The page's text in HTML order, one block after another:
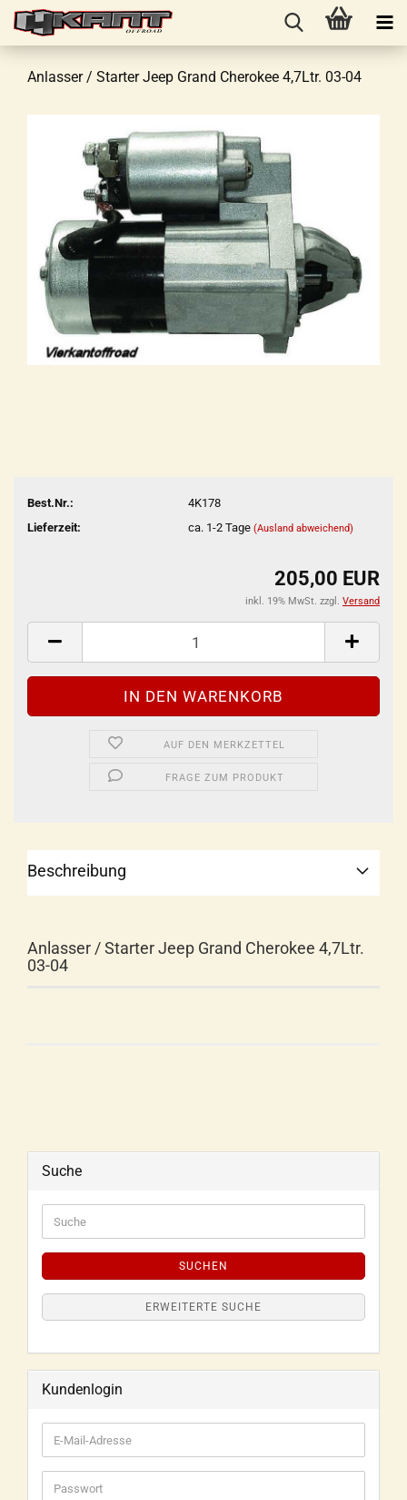
Anlasser / Starter Jeep Grand Cherokee 4,7Ltr. 03-04
Best.Nr.:
4K178
Lieferzeit:
ca. 1-2 Tage (Ausland abweichend)
205,00 EUR
inkl. 19% MwSt. zzgl. Versand
AUF DEN MERKZETTEL
FRAGE ZUM PRODUKT
Beschreibung
Anlasser / Starter Jeep Grand Cherokee 4,7Ltr.
03-04
Suche
SUCHEN
ERWEITERTE SUCHE
Kundenlogin